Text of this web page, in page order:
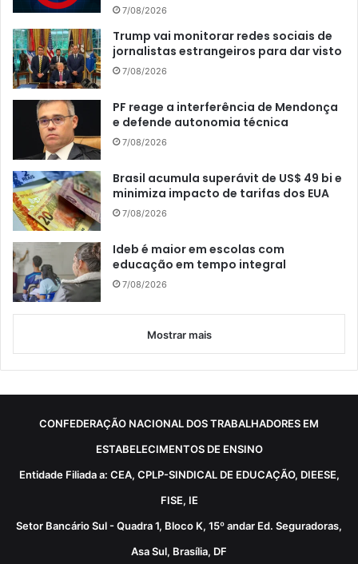
7/08/2026
Trump vai monitorar redes sociais de
jornalistas estrangeiros para dar visto
7/08/2026
PF reage a interferência de Mendonça
e defende autonomia técnica
7/08/2026
Brasil acumula superávit de US$ 49 bi e
minimiza impacto de tarifas dos EUA
7/08/2026
Ideb é maior em escolas com
educação em tempo integral
7/08/2026
Mostrar mais
CONFEDERAÇÃO NACIONAL DOS TRABALHADORES EM
ESTABELECIMENTOS DE ENSINO
Entidade Filiada a: CEA, CPLP-SINDICAL DE EDUCAÇÃO, DIEESE,
FISE, IE
Setor Bancário Sul - Quadra 1, Bloco K, 15º andar Ed. Seguradoras,
Asa Sul, Brasília, DF